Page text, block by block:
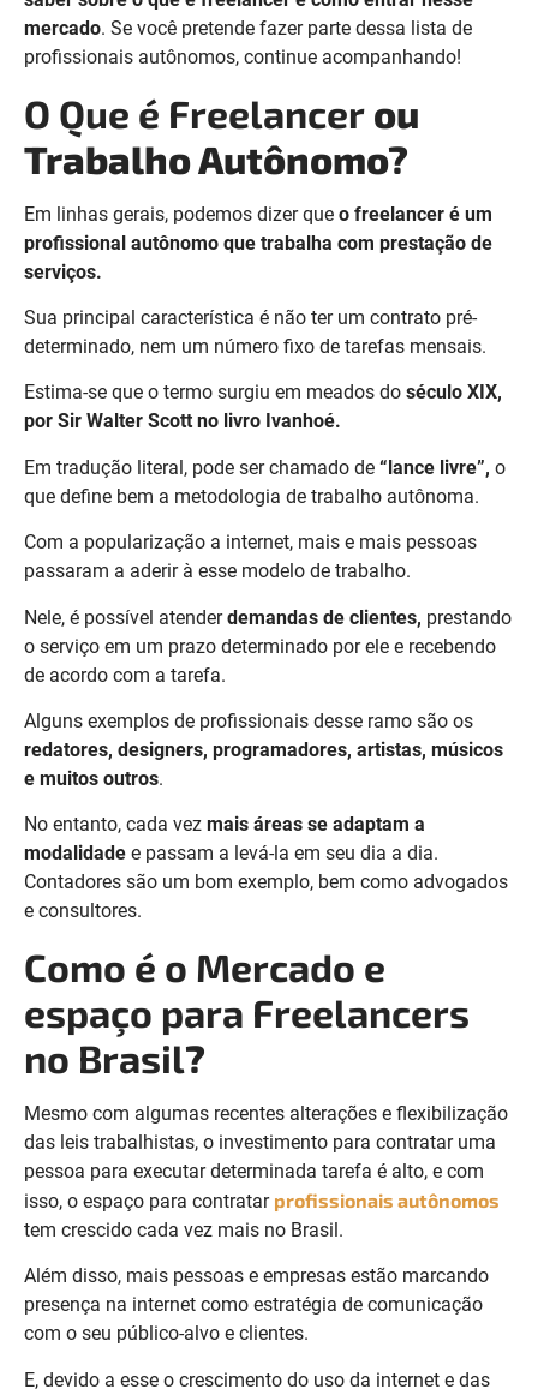
mercado. Se você pretende fazer parte dessa lista de
profissionais autônomos, continue acompanhando!
O Que é Freelancer ou
Trabalho Autônomo?
Em linhas gerais, podemos dizer que o freelancer é um
profissional autônomo que trabalha com prestação de
serviços.
Sua principal característica é não ter um contrato pré-
determinado, nem um número fixo de tarefas mensais.
Estima-se que o termo surgiu em meados do século XIX,
por Sir Walter Scott no livro Ivanhoé.
Em tradução literal, pode ser chamado de “lance livre”, o
que define bem a metodologia de trabalho autônoma.
Com a popularização a internet, mais e mais pessoas
passaram a aderir à esse modelo de trabalho.
Nele, é possível atenderdemandas de clientes, prestando
o serviço em um prazo determinado por ele e recebendo
de acordo com a tarefa.
Alguns exemplos de profissionais desse ramo são os
redatores, designers, programadores, artistas, músicos
e muitos outros.
No entanto, cada vez mais áreas se adaptam a
modalidade e passam a levá-la em seu dia a dia.
Contadores são um bom exemplo, bem como advogados
e consultores.
Como é o Mercado e
espaço para Freelancers
no Brasil?
Mesmo com algumas recentes alterações e flexibilização
das leis trabalhistas, o investimento para contratar uma
pessoa para executar determinada tarefa é alto, e com
isso, o espaço para contratar profissionais autônomos
tem crescido cada vez mais no Brasil.
Além disso, mais pessoas e empresas estão marcando
presença na internet como estratégia de comunicação
com o seu público-alvo e clientes.
E, devido a esse o crescimento do uso da internet e das